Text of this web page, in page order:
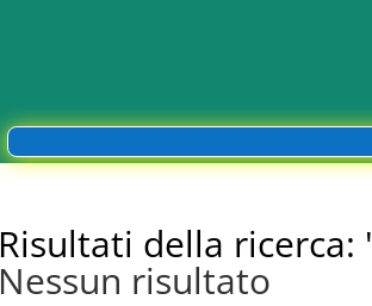
Risultati della
Nessun risultato